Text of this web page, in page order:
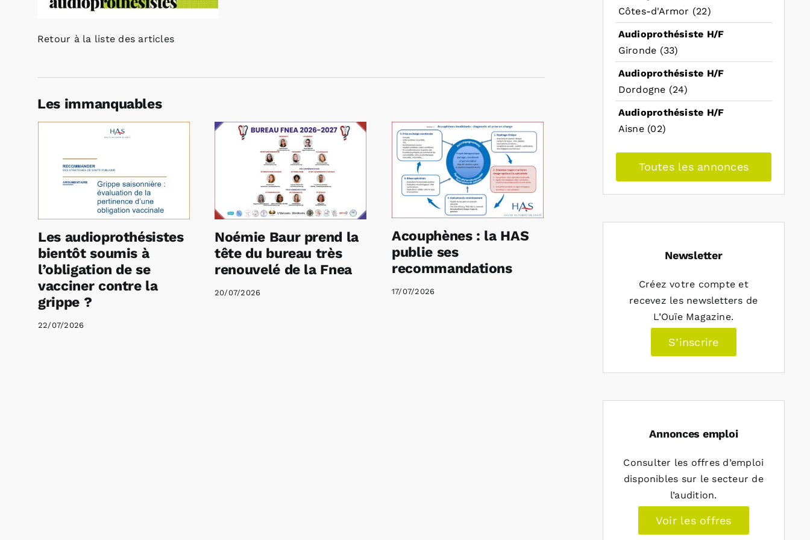
Retour à la liste des articles
Les immanquables
Les audioprothésistes
bientôt soumis à
l’obligation de se
vacciner contre la
grippe ?
22/07/2026
Noémie Baur prend la
tête du bureau très
renouvelé de la Fnea
20/07/2026
Acouphènes : la HAS
publie ses
recommandations
17/07/2026
Côtes-d'Armor (22)
Audioprothésiste H/F
Gironde (33)
Audioprothésiste H/F
Dordogne (24)
Audioprothésiste H/F
Aisne (02)
Toutes les annonces
Newsletter
Créez votre compte et
recevez les newsletters de
L’Ouïe Magazine.
S’inscrire
Annonces emploi
Consulter les offres d’emploi
disponibles sur le secteur de
l’audition.
Voir les offres